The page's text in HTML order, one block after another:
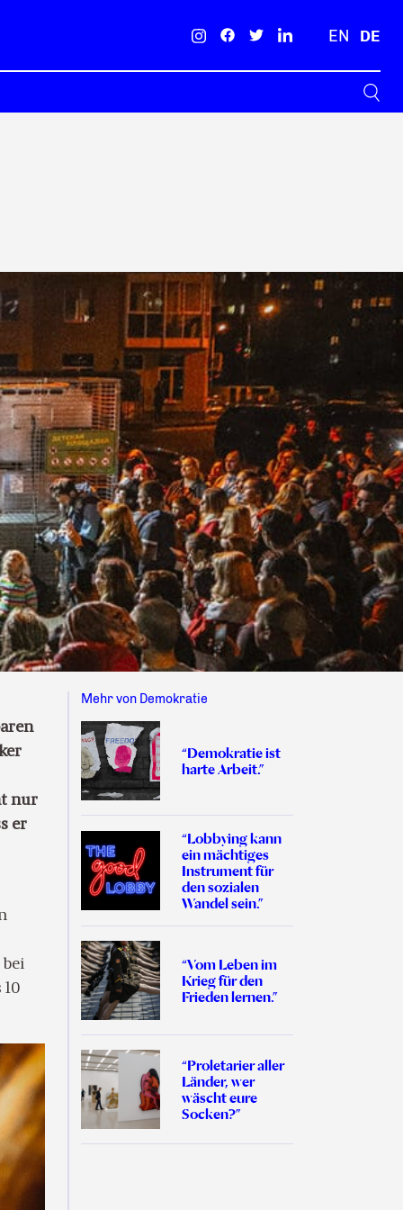
EN DE
nur
er
Mehr von Demokratie
“Demokratie ist
harte Arbeit.”
“Lobbying kann
ein mächtiges
Instrument für
den sozialen
Wandel sein.”
“Vom Leben im
Krieg für den
Frieden lernen.”
“Proletarier aller
Länder, wer
wäscht eure
Socken?”